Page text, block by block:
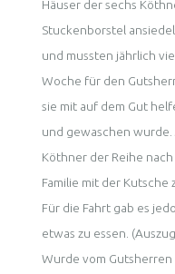
Häuser der sechs
Stuckenborstel
und mussten jährlich
Woche für den
sie mit auf dem Gut
und gewaschen wurde.
Köthner der Reihe
Familie mit der
Für die Fahrt gab es
etwas zu essen.
Wurde vom